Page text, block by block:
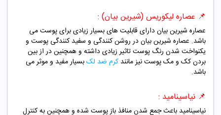
📌 عصاره لیکوریس (شیرین بیان) :
عصاره شیرین بیان دارای قابلیت های بسیار زیادی برای پوست می
باشد. عصاره شیرین بیان در روشن کنندگی و سفید کنندگی پوست و
یکنواخت شدن رنگ پوست تاثیر زیادی داشته و همچنین در از بین
بردن کک و مک پوست نیز مانند کرم ضد لکبسیار مفید و موثر می
باشد.
📌 نیاسینامید :
نیاسینامید باعث جمع شدن منافذ باز پوست شده و همچنین به کنترل